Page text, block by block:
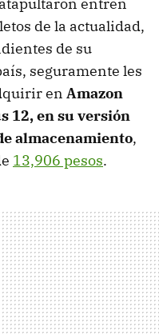
entren
de la actualidad,
de su
seguramente les
en Amazon
12, en su versión
almacenamiento,
13,906 pesos.